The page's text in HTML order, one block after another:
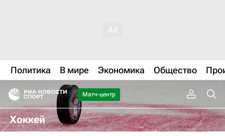
Политика В мире Экономика Общество
Матч-центр
Хоккей